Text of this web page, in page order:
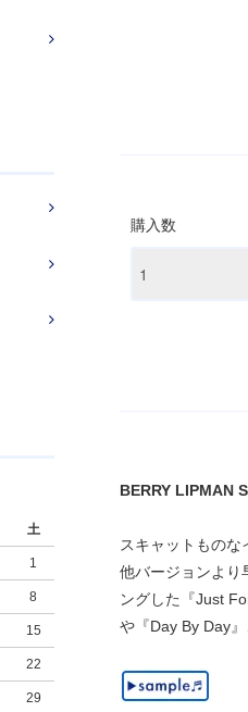
土
1
8
15
22
29
購入数
BERRY LIPMAN
スキャットもの
他バージョンより
ングした『Just
や『Day By Day